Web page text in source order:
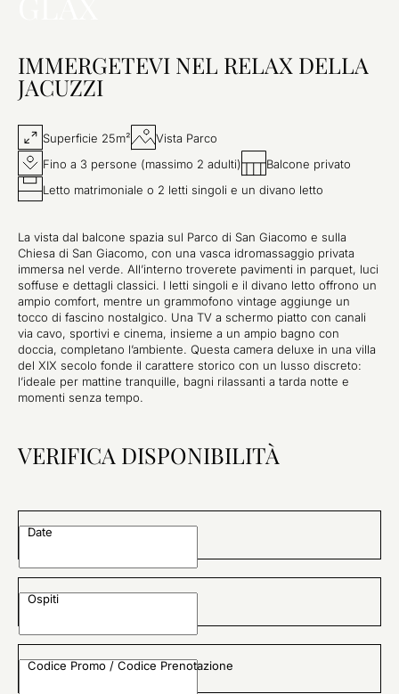
IMMERGETEVI NEL RELAX DELLA
JACUZZI
Superficie 25m²
Vista Parco
Fino a 3 persone (massimo 2 adulti)
Balcone privato
Letto matrimoniale o 2 letti singoli e un divano letto
La vista dal balcone spazia sul Parco di San Giacomo e sulla
Chiesa di San Giacomo, con una vasca idromassaggio privata
immersa nel verde. All’interno troverete pavimenti in parquet, luci
soffuse e dettagli classici. I letti singoli e il divano letto offrono un
ampio comfort, mentre un grammofono vintage aggiunge un
tocco di fascino nostalgico. Una TV a schermo piatto con canali
via cavo, sportivi e cinema, insieme a un ampio bagno con
doccia, completano l’ambiente. Questa camera deluxe in una villa
del XIX secolo fonde il carattere storico con un lusso discreto:
l’ideale per mattine tranquille, bagni rilassanti a tarda notte e
momenti senza tempo.
VERIFICA DISPONIBILITÀ
Date
Ospiti
Codice Promo / Codice Prenotazione